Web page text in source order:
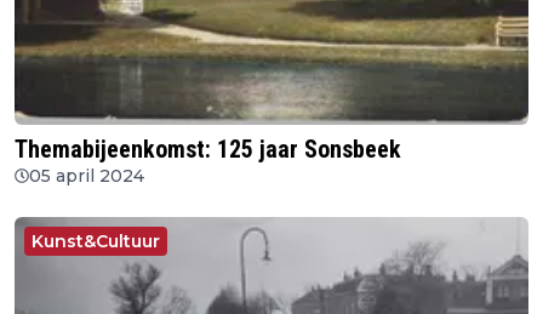
Themabijeenkomst: 125 jaar Sonsbeek
05 april 2024
Kunst&Cultuur